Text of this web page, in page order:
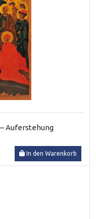
Auferstehung
In den Warenkorb